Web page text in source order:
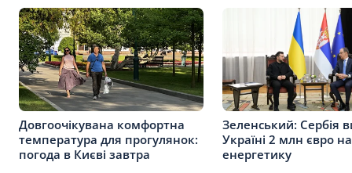
Довгоочікувана комфортна
температура для прогулянок:
погода в Києві завтра
Зеленський: Сербія
Україні 2 млн євро на
енергетику